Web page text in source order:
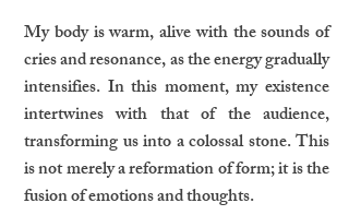
My body is warm, alive with the sounds of
cries and resonance, as the energy gradually
intensifies. In this moment, my existence
intertwines with that of the audience,
transforming us into a colossal stone. This
is not merely a reformation of form; it is the
fusion of emotions and thoughts.